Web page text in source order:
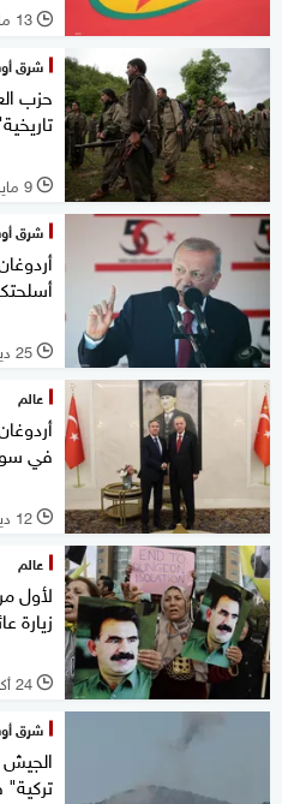
l 13 مايو 2025
شرق
حزب
l 9 مايو 2025
شرق
l 25 ديسمبر 2024
عالم
في
l 12 ديسمبر 2024
عالم
زيارة
l 24 أكتوبر 2024
شرق